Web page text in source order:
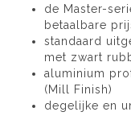
de Master-
betaalbare
standaard
met zwart
aluminium
(Mill Finish)
degelijke en